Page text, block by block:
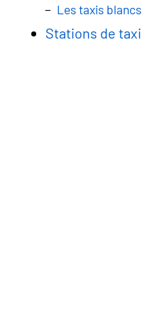
Les taxis blancs
Stations de taxi